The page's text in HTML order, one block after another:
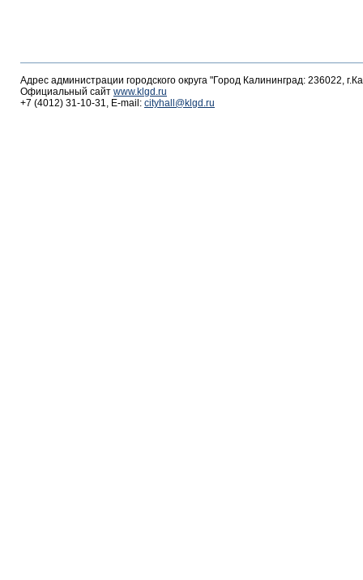
Адрес администрации городского округа "Город Калининград: 236022,
Официальный сайт www.klgd.ru
+7 (4012) 31-10-31, E-mail: cityhall@klgd.ru